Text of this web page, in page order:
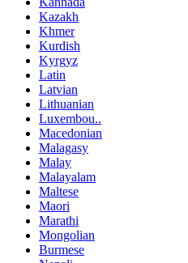
Kazakh
Khmer
Kurdish
Kyrgyz
Latin
Latvian
Lithuanian
Luxembou..
Macedonian
Malagasy
Malay
Malayalam
Maltese
Maori
Marathi
Mongolian
Burmese